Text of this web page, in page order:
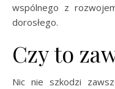
wspólnego z
dorosłego.
Czy to
Nic nie szkodzi